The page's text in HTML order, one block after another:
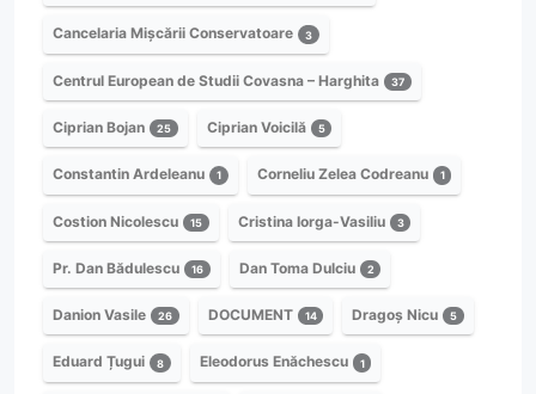
Cancelaria Mișcării Conservatoare 3
Centrul European de Studii Covasna – Harghita 37
Ciprian Bojan 25 Ciprian Voicilă 5
Constantin Ardeleanu 1 Corneliu Zelea Codreanu 1
Costion Nicolescu 15 Cristina Iorga-Vasiliu 3
Pr. Dan Bădulescu 16 Dan Toma Dulciu 2
Danion Vasile 26 DOCUMENT 14 Dragoș Nicu 5
Eduard Țugui 8 Eleodorus Enăchescu 1